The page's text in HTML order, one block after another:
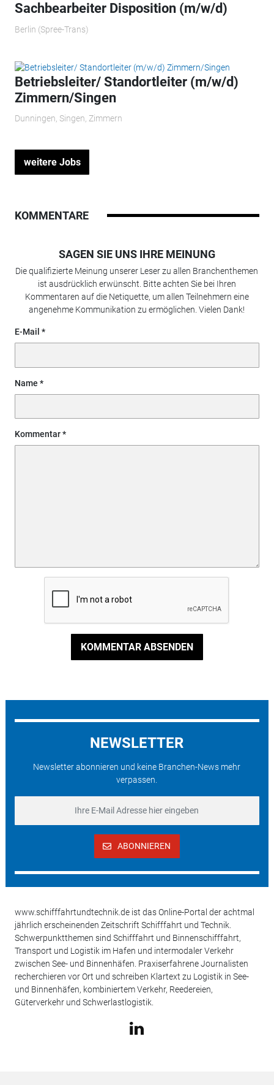
Sachbearbeiter Disposition (m/w/d)
Berlin (Spree-Trans)
Betriebsleiter/ Standortleiter (m/w/d)
Zimmern/Singen
Dunningen, Singen, Zimmern
weitere Jobs
KOMMENTARE
SAGEN SIE UNS IHRE MEINUNG
Die qualifizierte Meinung unserer Leser zu allen Branchenthemen
ist ausdrücklich erwünscht. Bitte achten Sie bei Ihren
Kommentaren auf die Netiquette, um allen Teilnehmern eine
angenehme Kommunikation zu ermöglichen. Vielen Dank!
E-Mail
Name
Kommentar
KOMMENTAR ABSENDEN
NEWSLETTER
Newsletter abonnieren und keine Branchen-News mehr
verpassen.
ABONNIEREN
www.schifffahrtundtechnik.de ist das Online-Portal der achtmal
jährlich erscheinenden Zeitschrift Schifffahrt und Technik.
Schwerpunktthemen sind Schifffahrt und Binnenschifffahrt,
Transport und Logistik im Hafen und intermodaler Verkehr
zwischen See- und Binnenhäfen. Praxiserfahrene Journalisten
recherchieren vor Ort und schreiben Klartext zu Logistik in See-
und Binnenhäfen, kombiniertem Verkehr, Reedereien,
Güterverkehr und Schwerlastlogistik.